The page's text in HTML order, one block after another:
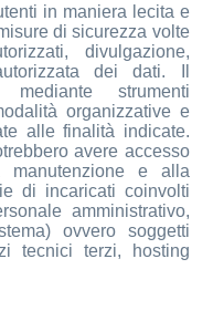
in maniera lecita e
di sicurezza volte
divulgazione,
dei dati. Il
mediante strumenti
organizzative e
alle finalità indicate.
avere accesso
e alla
di incaricati coinvolti
amministrativo,
ovvero soggetti
tecnici terzi, hosting